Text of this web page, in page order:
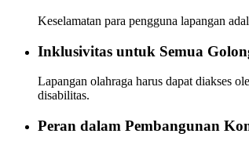
Keselamatan para pengguna lapangan
Inklusivitas untuk Semua
Lapangan olahraga harus dapat diakses
disabilitas.
Peran dalam Pembangunan